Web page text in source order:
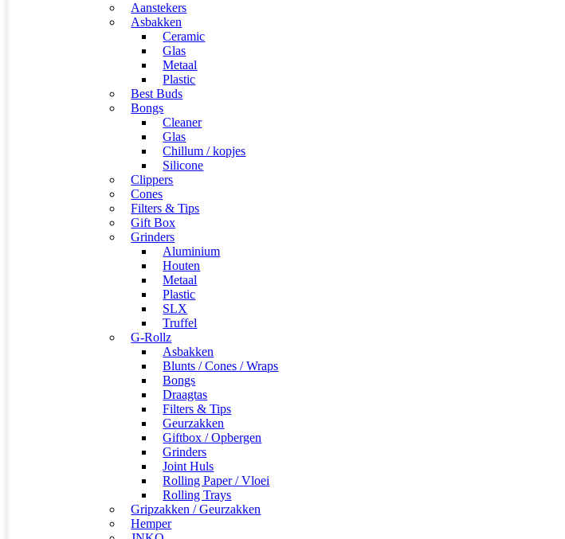
Aanstekers
Asbakken
Ceramic
Glas
Metaal
Plastic
Best Buds
Bongs
Cleaner
Glas
Chillum / kopjes
Silicone
Clippers
Cones
Filters & Tips
Gift Box
Grinders
Aluminium
Houten
Metaal
Plastic
SLX
Truffel
G-Rollz
Asbakken
Blunts / Cones / Wraps
Bongs
Draagtas
Filters & Tips
Geurzakken
Giftbox / Opbergen
Grinders
Joint Huls
Rolling Paper / Vloei
Rolling Trays
Gripzakken / Geurzakken
Hemper